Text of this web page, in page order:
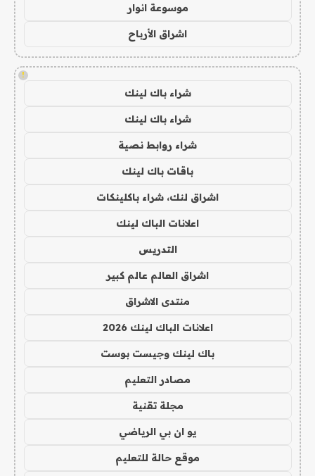
موسوعة انوار
اشراق الأرباح
!
شراء باك لينك
شراء باك لينك
شراء روابط نصية
باقات باك لينك
اشراق لنك، شراء باكلينكات
اعلانات الباك لينك
التدريس
اشراق العالم عالم كبير
منتدى الاشراق
اعلانات الباك لينك 2026
باك لينك وجيست بوست
مصادر التعليم
مجلة تقنية
يو ان بي الرياضي
موقع حالة للتعليم